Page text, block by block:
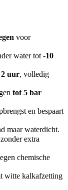
voor
water tot -10
2 uur, volledig
tot 5 bar
en bespaart
maar waterdicht.
extra
chemische
witte kalkafzetting